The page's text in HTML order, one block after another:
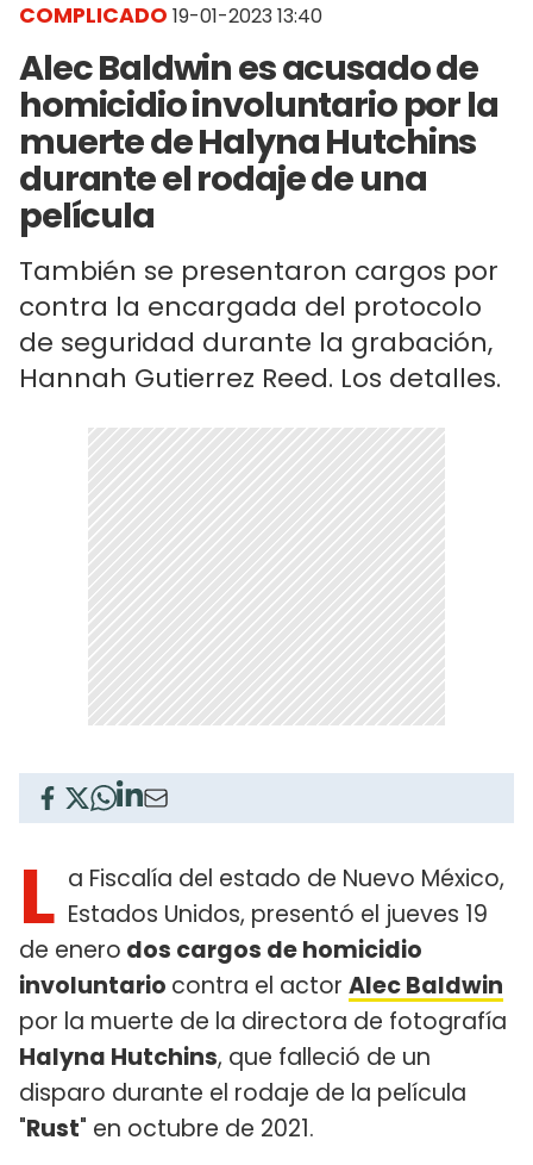
COMPLICADO 19-01-2023 13:40
Alec Baldwin es acusado de
homicidio involuntario por la
muerte de Halyna Hutchins
durante el rodaje de una
película
También se presentaron cargos por
contra la encargada del protocolo
de seguridad durante la grabación,
Hannah Gutierrez Reed. Los detalles.
L a Fiscalía del estado de Nuevo México,
Estados Unidos, presentó el jueves 19
de enero dos cargos de homicidio
involuntario contra el actor Alec Baldwin
por la muerte de la directora de fotografía
Halyna Hutchins, que falleció de un
disparo durante el rodaje de la película
"Rust" en octubre de 2021.